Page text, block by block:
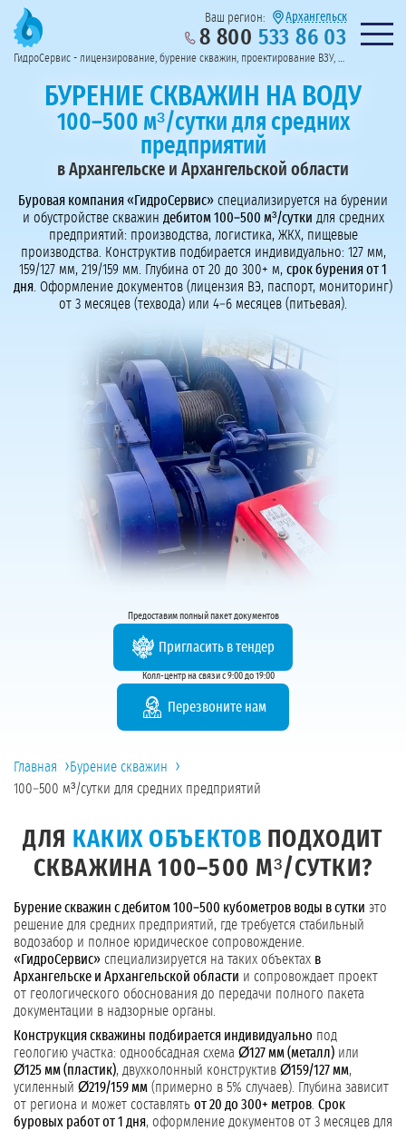
Предоставим полный пакет документов
Пригласить в тендер
Колл-центр на связи с 9:00 до 19:00
Перезвоните мне!
Ваш регион: Архангельск
8 800 533 86 03 Нужна
ГидроСервис - лицензирование, бурение скважин, проектирование ВЗУ, системы водоподготовки
БУРЕНИЕ СКВАЖИН НА ВОДУ
100–500 м³/сутки для средних
предприятий
в Архангельске и Архангельской области
Буровая компания «ГидроСервис» специализируется на бурении
и обустройстве скважин дебитом 100–500 м³/сутки для средних
предприятий: производства, логистика, ЖКХ, пищевые
производства. Конструктив подбирается индивидуально: 127 мм,
159/127 мм, 219/159 мм. Глубина от 20 до 300+ м, срок бурения от 1
дня . Оформление документов (лицензия ВЭ, паспорт, мониторинг)
от 3 месяцев (техвода) или 4–6 месяцев (питьевая).
Предоставим полный пакет документов
Пригласить в тендер
Колл-центр на связи с 9:00 до 19:00
Перезвоните нам
Главная ›Бурение скважин ›
100–500 м³/сутки для средних предприятий
ДЛЯ КАКИХ ОБЪЕКТОВ ПОДХОДИТ
СКВАЖИНА 100–500 М³/СУТКИ?
Бурение скважин с дебитом 100–500 кубометров воды в сутки это
решение для средних предприятий, где требуется стабильный
водозабор и полное юридическое сопровождение.
«ГидроСервис» специализируется на таких объектах в
Архангельске и Архангельской области и сопровождает проект
от геологического обоснования до передачи полного пакета
документации в надзорные органы.
Конструкция скважины подбирается индивидуально под
геологию участка: однообсадная схема Ø127 мм (металл) или
Ø125 мм (пластик), двухколонный конструктив Ø159/127 мм,
усиленный Ø219/159 мм (примерно в 5% случаев). Глубина зависит
от региона и может составлять от 20 до 300+ метров Срок
буровых работ от 1 дня, оформление документов от 3 месяцев для